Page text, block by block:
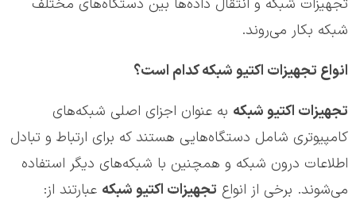
تجهیزات شبکه و انتقال داده‌ها بین دستگاه‌های مختلف
شبکه بکار می‌روند.
انواع تجهیزات اکتیو شبکه کدام است؟
تجهیزات اکتیو شبکه به عنوان اجزای اصلی شبکه‌های
کامپیوتری شامل دستگاه‌هایی هستند که برای ارتباط و تبادل
اطلاعات درون شبکه و همچنین با شبکه‌های دیگر استفاده
می‌شوند. برخی از انواع تجهیزات اکتیو شبکه عبارتند از: